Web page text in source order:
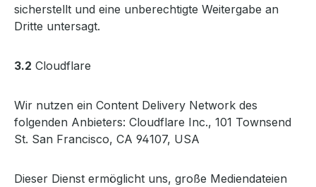
sicherstellt und eine unberechtigte Weitergabe an
Dritte untersagt.
3.2 Cloudflare
Wir nutzen ein Content Delivery Network des
folgenden Anbieters: Cloudflare Inc., 101 Townsend
St. San Francisco, CA 94107, USA
Dieser Dienst ermöglicht uns, große Mediendateien